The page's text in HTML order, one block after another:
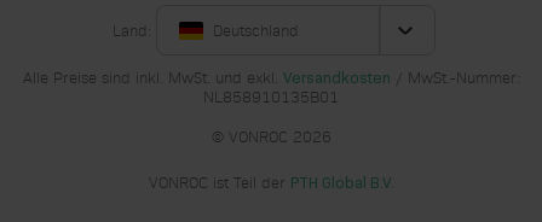
Land: Deutschland
Alle Preise sind inkl. MwSt. und exkl. Versandkosten / MwSt.-Nummer:
NL858910135B01
© VONROC 2026
VONROC ist Teil der PTH Global B.V.